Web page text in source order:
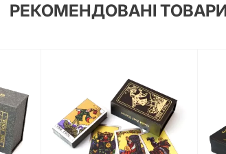
руках
РЕКОМЕНДОВАНІ